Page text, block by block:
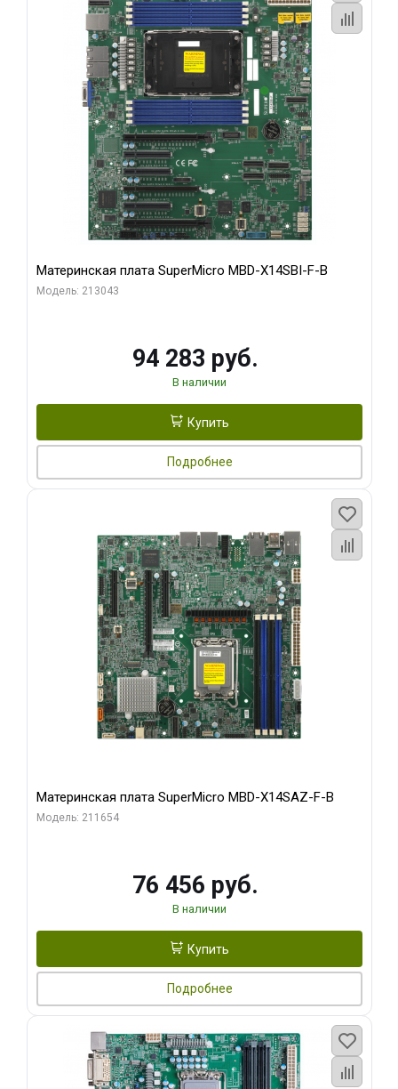
Материнская плата SuperMicro MBD-X14SBI-F-B
Модель: 213043
94 283 руб.
В наличии
Купить
Подробнее
Материнская плата SuperMicro MBD-X14SAZ-F-B
Модель: 211654
76 456 руб.
В наличии
Купить
Подробнее